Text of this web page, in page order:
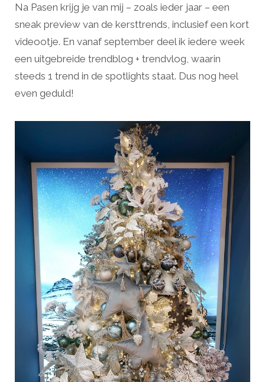
Na Pasen krijg je van mij – zoals ieder jaar – een
sneak preview van de kersttrends, inclusief een kort
videootje. En vanaf september deel ik iedere week
een uitgebreide trendblog + trendvlog, waarin
steeds 1 trend in de spotlights staat. Dus nog heel
even geduld!